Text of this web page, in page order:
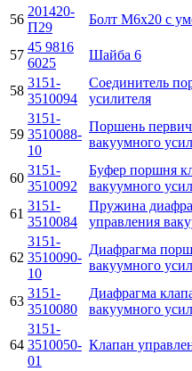
56
201420-
П29
Болт М6х20 с
57
45 9816
6025
Шайба 6
58
3151-
3510094
Соединитель
усилителя
59
3151-
3510088-
10
Поршень
вакуумного
60
3151-
3510092
Буфер поршня
вакуумного
61
3151-
3510084
Пружина
управления
62
3151-
3510090-
10
Диафрагма
вакуумного
63
3151-
3510080
Диафрагма
вакуумного
64
3151-
3510050-
01
Клапан